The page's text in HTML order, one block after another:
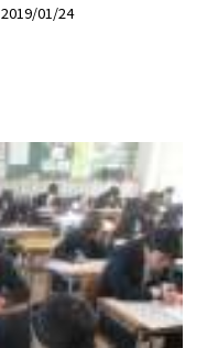
2019/01/24